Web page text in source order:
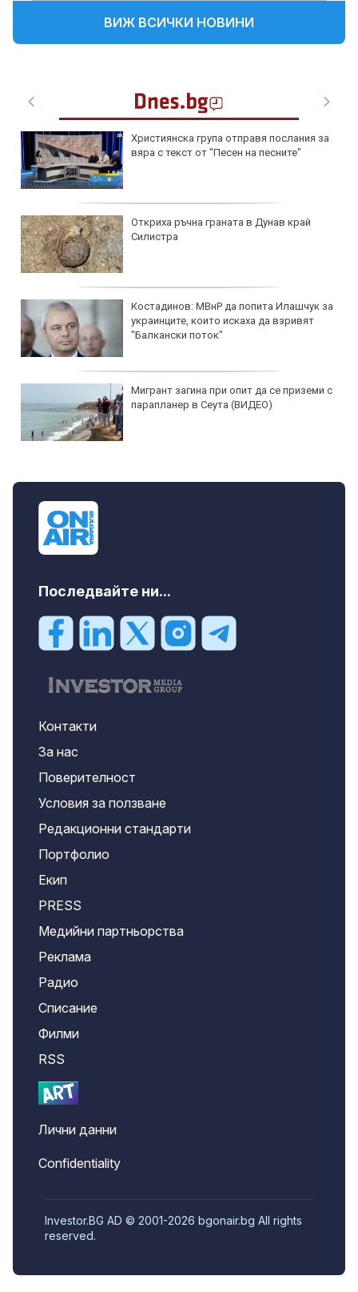
ВИЖ ВСИЧКИ НОВИНИ
Остра чернодробна недостатъчност
след топлинен удар
България е с най-висока честота на
вроден сифилис в ЕС!
Връзката на щитовидните заболявания
със сърдечно-съдовата система
Варна въвежда услуга за денонощно
здравно наблюдение на хора в риск
Последвайте ни...
Контакти
За нас
Поверителност
Условия за ползване
Редакционни стандарти
Портфолио
Екип
PRESS
Медийни партньорства
Реклама
Радио
Списание
Филми
RSS
Лични данни
Confidentiality
Investor.BG AD © 2001-2026 bgonair.bg All rights
reserved.